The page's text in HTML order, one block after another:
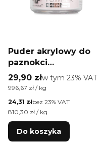
Puder akrylowy do
paznokci
Allepaznokcie Pink
Medium Acrylic
Cena brutto
29,90 złw tym %s VAT
w tym 23% VAT
Cena jednostkowa brutto
996,67 zł / kg
Cena netto
24,31 złbez 23% VAT
Cena jednostkowa netto
810,30 zł / kg
Do koszyka